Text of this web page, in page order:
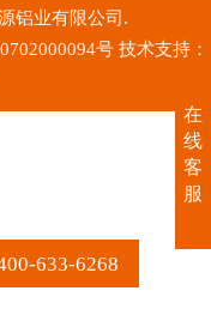
633-6268
铝业有限公司.
号 技术支持：
在
线
客
服